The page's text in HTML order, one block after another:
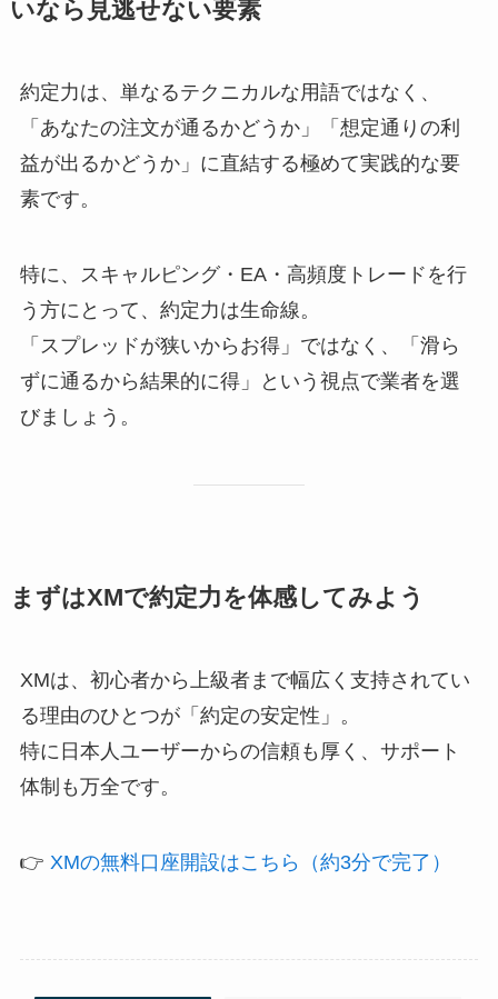
いなら見逃せない要素
約定力は、単なるテクニカルな用語ではなく、
「あなたの注文が通るかどうか」「想定通りの利
益が出るかどうか」に直結する極めて実践的な要
素です。
特に、スキャルピング・EA・高頻度トレードを行
う方にとって、約定力は生命線。
「スプレッドが狭いからお得」ではなく、「滑ら
ずに通るから結果的に得」という視点で業者を選
びましょう。
まずはXMで約定力を体感してみよう
XMは、初心者から上級者まで幅広く支持されてい
る理由のひとつが「約定の安定性」。
特に日本人ユーザーからの信頼も厚く、サポート
体制も万全です。
👉 XMの無料口座開設はこちら（約3分で完了）